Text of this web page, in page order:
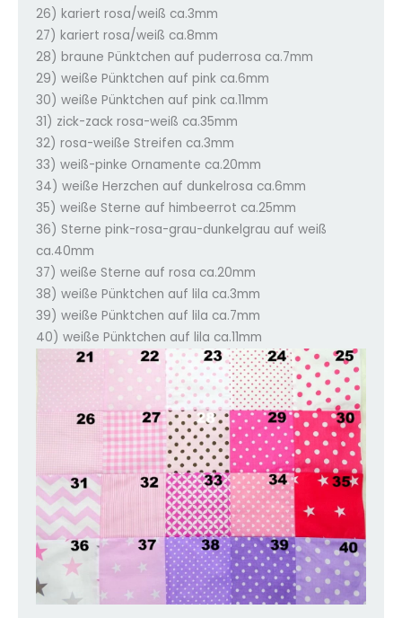
26) kariert rosa/weiß ca.3mm
27) kariert rosa/weiß ca.8mm
28) braune Pünktchen auf puderrosa ca.7mm
29) weiße Pünktchen auf pink ca.6mm
30) weiße Pünktchen auf pink ca.11mm
31) zick-zack rosa-weiß ca.35mm
32) rosa-weiße Streifen ca.3mm
33) weiß-pinke Ornamente ca.20mm
34) weiße Herzchen auf dunkelrosa ca.6mm
35) weiße Sterne auf himbeerrot ca.25mm
36) Sterne pink-rosa-grau-dunkelgrau auf weiß
ca.40mm
37) weiße Sterne auf rosa ca.20mm
38) weiße Pünktchen auf lila ca.3mm
39) weiße Pünktchen auf lila ca.7mm
40) weiße Pünktchen auf lila ca.11mm